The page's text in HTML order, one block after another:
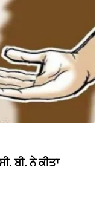
ਬੀ. ਨੇ ਕੀਤਾ